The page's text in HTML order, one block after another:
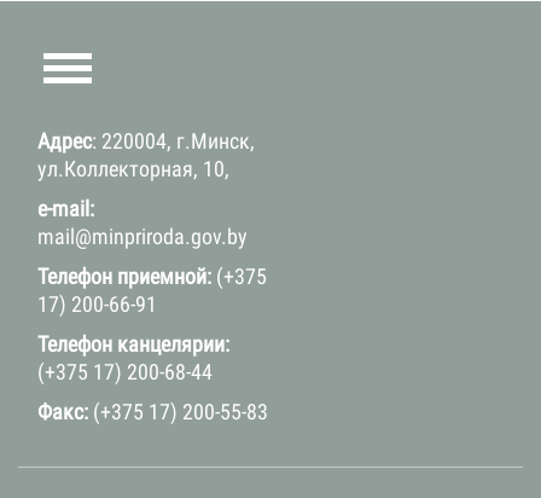
Адрес: 220004, г.Минск,
ул.Коллекторная, 10,
e-mail:
mail@minpriroda.gov.by
Телефон приемной: (+375
17) 200-66-91
Телефон канцелярии:
(+375 17) 200-68-44
Факс: (+375 17) 200-55-83